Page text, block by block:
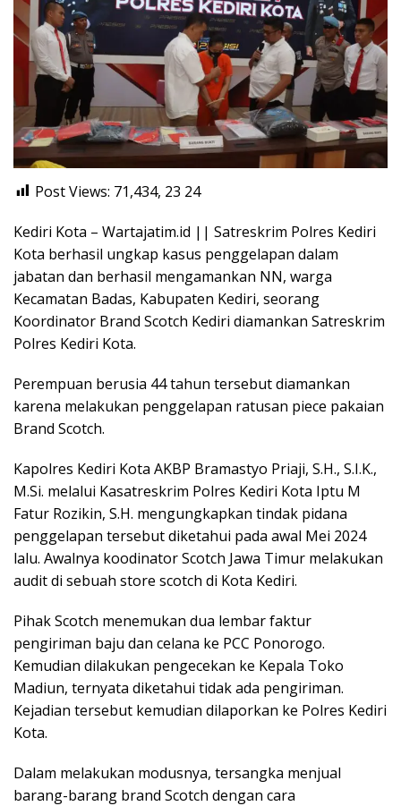
Post Views: 71,434, 23 24
Kediri Kota – Wartajatim.id || Satreskrim Polres Kediri
Kota berhasil ungkap kasus penggelapan dalam
jabatan dan berhasil mengamankan NN, warga
Kecamatan Badas, Kabupaten Kediri, seorang
Koordinator Brand Scotch Kediri diamankan Satreskrim
Polres Kediri Kota.
Perempuan berusia 44 tahun tersebut diamankan
karena melakukan penggelapan ratusan piece pakaian
Brand Scotch.
Kapolres Kediri Kota AKBP Bramastyo Priaji, S.H., S.I.K.,
M.Si. melalui Kasatreskrim Polres Kediri Kota Iptu M
Fatur Rozikin, S.H. mengungkapkan tindak pidana
penggelapan tersebut diketahui pada awal Mei 2024
lalu. Awalnya koodinator Scotch Jawa Timur melakukan
audit di sebuah store scotch di Kota Kediri.
Pihak Scotch menemukan dua lembar faktur
pengiriman baju dan celana ke PCC Ponorogo.
Kemudian dilakukan pengecekan ke Kepala Toko
Madiun, ternyata diketahui tidak ada pengiriman.
Kejadian tersebut kemudian dilaporkan ke Polres Kediri
Kota.
Dalam melakukan modusnya, tersangka menjual
barang-barang brand Scotch dengan cara